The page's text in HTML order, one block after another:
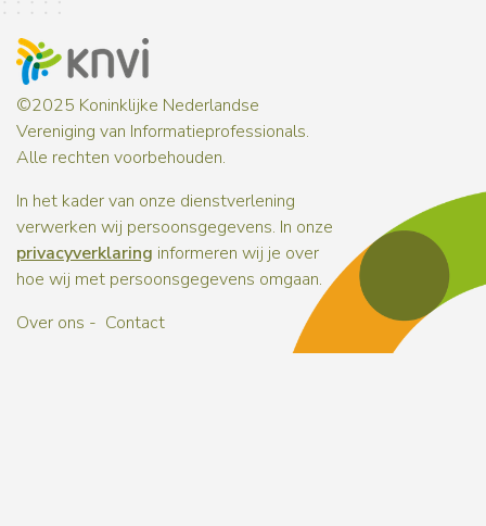
©2025 Koninklijke Nederlandse
Vereniging van Informatieprofessionals.
Alle rechten voorbehouden.
In het kader van onze dienstverlening
verwerken wij persoonsgegevens. In onze
privacyverklaring informeren wij je over
hoe wij met persoonsgegevens omgaan.
Over ons
Contact